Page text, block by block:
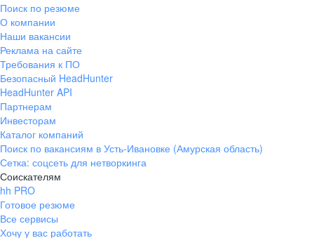
Поиск по резюме
О компании
Наши вакансии
Реклама на сайте
Требования к ПО
Безопасный HeadHunter
HeadHunter API
Партнерам
Инвесторам
Каталог компаний
Поиск по вакансиям в Усть-Ивановке (Амурская область)
Сетка: соцсеть для нетворкинга
Соискателям
hh PRO
Готовое резюме
Все сервисы
Хочу у вас работать